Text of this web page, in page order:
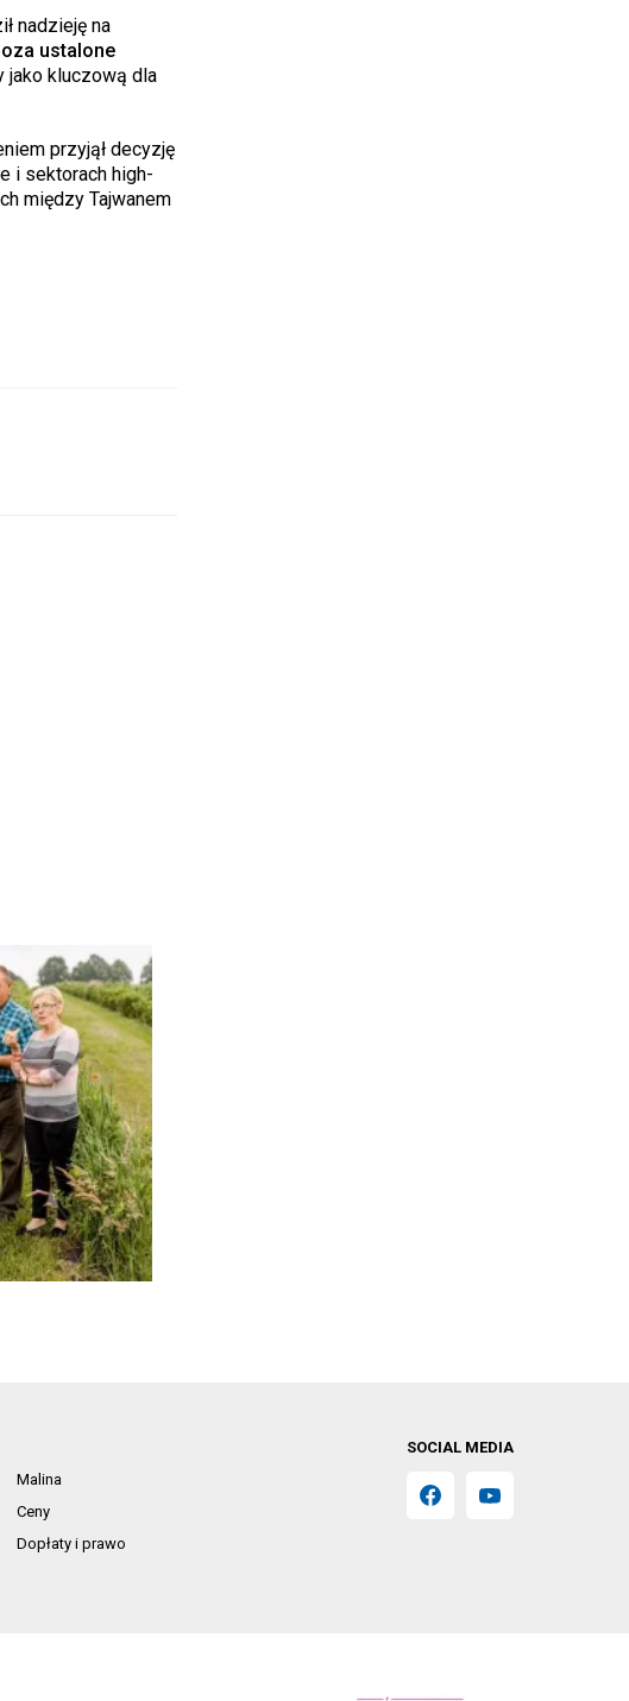
nadzieję na
ustalone
jako kluczową dla
przyjął decyzję
i sektorach high-
między Tajwanem
Malina
Ceny
Dopłaty i prawo
SOCIAL MEDIA